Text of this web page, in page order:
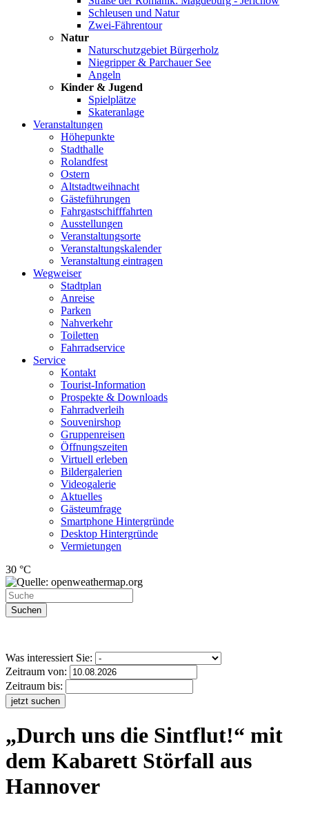
Schleusen und Natur
Zwei-Fährentour
Natur
Naturschutzgebiet Bürgerholz
Niegripper & Parchauer See
Angeln
Kinder & Jugend
Spielplätze
Skateranlage
Veranstaltungen
Höhepunkte
Stadthalle
Rolandfest
Ostern
Altstadtweihnacht
Gästeführungen
Fahrgastschifffahrten
Ausstellungen
Veranstaltungsorte
Veranstaltungskalender
Veranstaltung eintragen
Wegweiser
Stadtplan
Anreise
Parken
Nahverkehr
Toiletten
Fahrradservice
Service
Kontakt
Tourist-Information
Prospekte & Downloads
Fahrradverleih
Souvenirshop
Gruppenreisen
Öffnungszeiten
Virtuell erleben
Bildergalerien
Videogalerie
Aktuelles
Gästeumfrage
Smartphone Hintergründe
Desktop Hintergründe
Vermietungen
30 °C
Suchen
Was interessiert Sie:
Zeitraum von:
Zeitraum bis:
jetzt suchen
„Durch uns die Sintflut!“ mit
dem Kabarett Störfall aus
Hannover